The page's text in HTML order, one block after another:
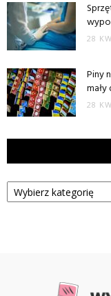
28
Piny
28
Kategorie